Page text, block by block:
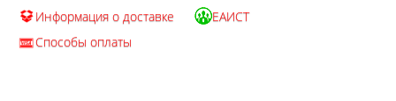
Информация о доставке
ЕАИСТ
Способы оплаты